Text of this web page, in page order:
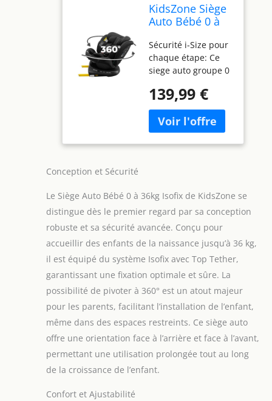
KidsZone Siège
Auto Bébé 0 à
Auto Isofix 360
Pivotant
Sécurité i-Size pour
chaque étape: Ce
siege auto groupe 0
Size protège votre
enfant de 40 à 150
cm, soit de la
naissance à 12 ans,
assurant une
strictes Rotation
360° pratique et
confortable: Grâce à
360°, installer votre
enfant n’a jamais
été aussi facile, que
ce soit en mode dos
ou face à la route,
pour un confort
maximal Réglages
précis et
adaptables: Avec
neuf positions pour
139,99 €
Conception et Sécurité
Le Siège Auto Bébé 0 à 36kg Isofix de KidsZone se
distingue dès le premier regard par sa conception
robuste et sa sécurité avancée. Conçu pour
accueillir des enfants de la naissance jusqu’à 36 kg,
il est équipé du système Isofix avec Top Tether,
garantissant une fixation optimale et sûre. La
possibilité de pivoter à 360° est un atout majeur
pour les parents, facilitant l’installation de l’enfant,
même dans des espaces restreints. Ce siège auto
offre une orientation face à l’arrière et face à l’avant,
permettant une utilisation prolongée tout au long
de la croissance de l’enfant.
Confort et Ajustabilité